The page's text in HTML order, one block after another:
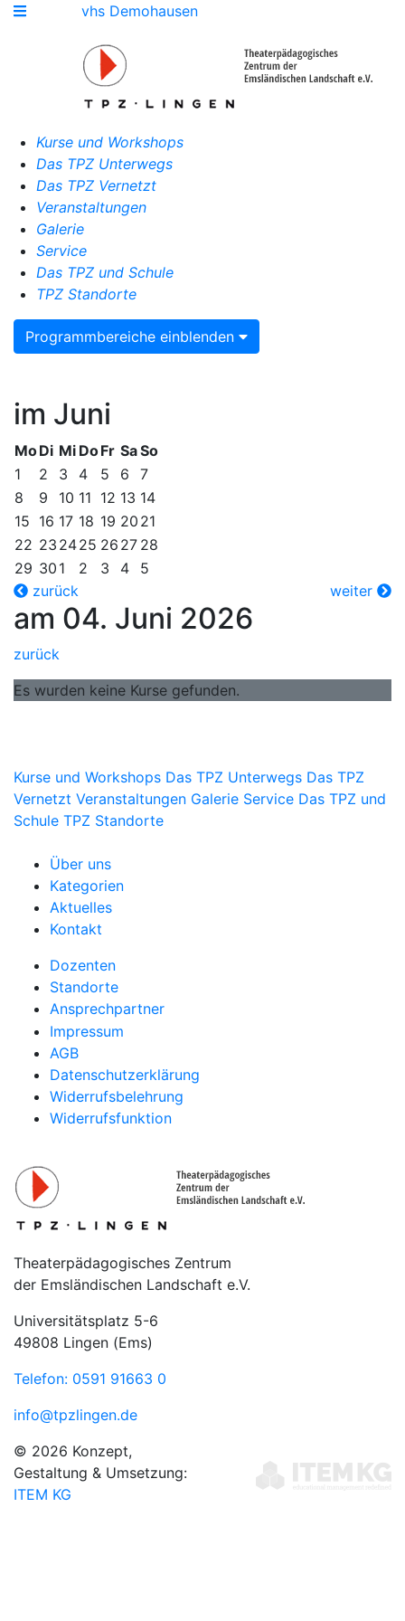
vhs Demohausen
Kurse und Workshops
Das TPZ Unterwegs
Das TPZ Vernetzt
Veranstaltungen
Galerie
Service
Das TPZ und Schule
TPZ Standorte
Programmbereiche einblenden
im Juni
MoDi Mi DoFr SaSo
1
2 3 4 5 6
7
8
9 10 11 12 13 14
15 16 17 18 19 20 21
22 23 2425 26 27 28
29 30 1 2 3 4
5
zurück
weiter
am 04. Juni 2026
zurück
Es wurden keine Kurse gefunden.
Kurse und Workshops Das TPZ Unterwegs Das TPZ
Vernetzt Veranstaltungen Galerie Service Das TPZ und
Schule TPZ Standorte
Über uns
Kategorien
Aktuelles
Kontakt
Dozenten
Standorte
Ansprechpartner
Impressum
AGB
Datenschutzerklärung
Widerrufsbelehrung
Widerrufsfunktion
Theaterpädagogisches Zentrum
der Emsländischen Landschaft e.V.
Universitätsplatz 5-6
49808 Lingen (Ems)
Telefon: 0591 91663 0
info@tpzlingen.de
© 2026 Konzept,
Gestaltung & Umsetzung:
ITEM KG